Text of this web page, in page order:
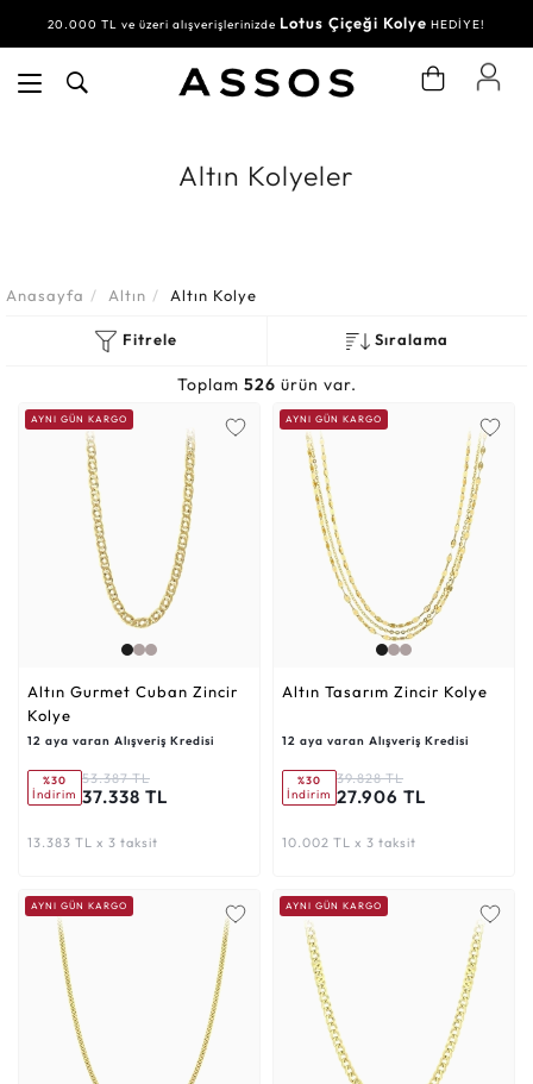
20.000 TL ve üzeri alışverişlerinizde Lotus Çiçeği Kolye HEDİYE!
Altın Kolyeler
Anasayfa Altın Altın Kolye
Fitrele Sıralama
Toplam 526 ürün var.
AYNI GÜN KARGO
Altın Gurmet Cuban Zincir
Kolye
12 aya varan Alışveriş Kredisi
%30
İndirim
53.387 TL
37.338 TL
13.383 TL x 3 taksit
AYNI GÜN KARGO
Altın Tasarım Zincir Kolye
12 aya varan Alışveriş Kredisi
%30
İndirim
39.828 TL
27.906 TL
10.002 TL x 3 taksit
AYNI GÜN KARGO AYNI GÜN KARGO